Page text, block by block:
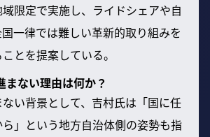
限定で実施し、ライドシェアや自
一律では難しい革新的取り組みを
とを提案している。
まない理由は何か？
い背景として、吉村氏は「国に任
」という地方自治体側の姿勢も指